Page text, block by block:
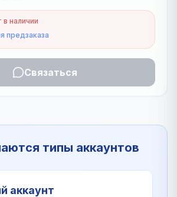
наличии
предзаказа
Связаться
типы аккаунтов
аккаунт